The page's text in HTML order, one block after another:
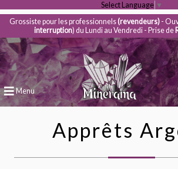
Select Language ▼
Grossiste pour les professionnels(revendeurs)-
interruption) du Lundi au Vendredi - Prise de
Menu
Apprêts